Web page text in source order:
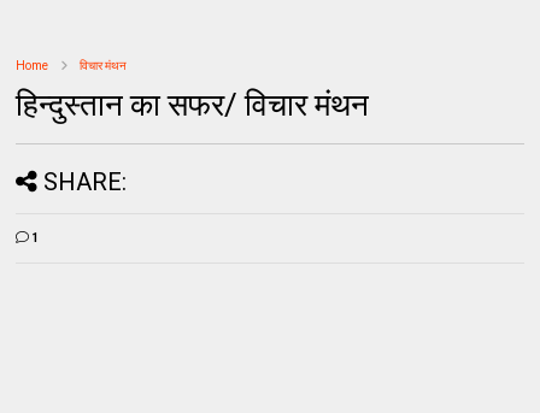
Home विचार मंथन
हिन्दुस्तान का सफर/ विचार मंथन
SHARE:
1